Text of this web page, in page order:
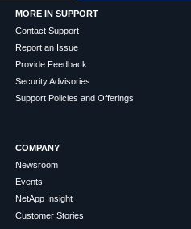
MORE IN SUPPORT
Contact Support
Report an Issue
Provide Feedback
Security Advisories
Support Policies and Offerings
COMPANY
Newsroom
Events
NetApp Insight
Customer Stories